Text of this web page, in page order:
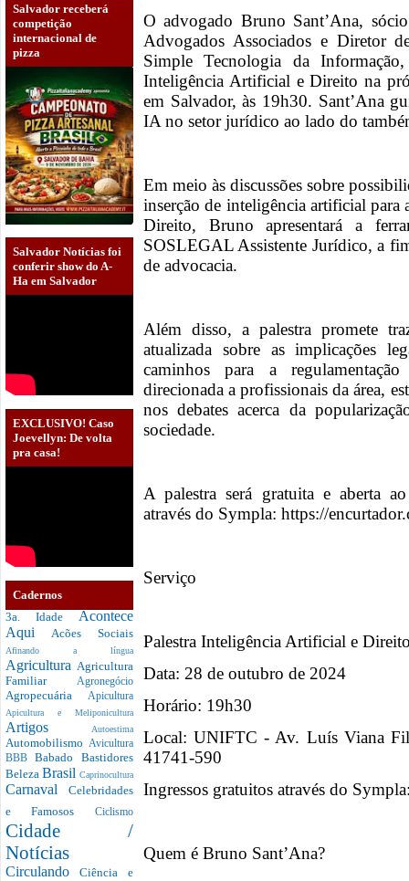
Salvador receberá
competição
internacional de
pizza
Salvador Notícias foi
conferir show do A-
Ha em Salvador
EXCLUSIVO! Caso
Joevellyn: De volta
pra casa!
Cadernos
3a. Idade Acontece
Aqui Acões Sociais
Afinando a língua
Agricultura Agricultura
Familiar Agronegócio
Agropecuária Apicultura
Apicultura e Meliponicultura
Artigos Autoestima
Automobilismo Avicultura
BBBBabado Bastidores
Beleza Brasil Caprinocultura
Carnaval Celebridades
e Famosos Ciclismo
Cidade /
Notícias
CirculandoCiência e
O advogado Bruno Sant’Ana,
Advogados Associados e Diretor
Simple Tecnologia da
Inteligência Artificial e Direito na
em Salvador, às 19h30. Sant’Ana
IA no setor jurídico ao lado do
Em meio às discussões sobre
inserção de inteligência artificial
Direito, Bruno apresentará a
SOSLEGAL Assistente Jurídico, a
de advocacia.
Além disso, a palestra promete
atualizada sobre as implicações
caminhos para a
direcionada a profissionais da área,
nos debates acerca da
sociedade.
A palestra será gratuita e aberta
através do Sympla: https://
Serviço
Palestra Inteligência Artificial e
Data: 28 de outubro de 2024
Horário: 19h30
Local: UNIFTC - Av. Luís Viana
41741-590
Ingressos gratuitos através do
Quem é Bruno Sant’Ana?